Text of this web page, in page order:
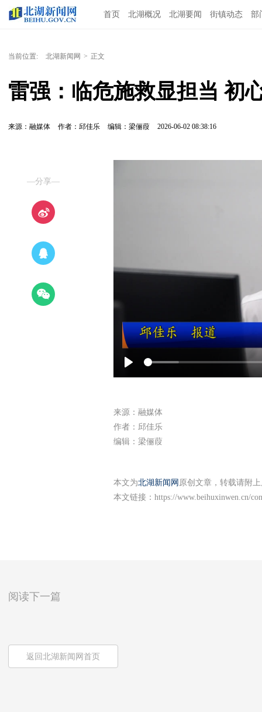
首页 北湖概况 北湖要闻 街镇动态 部
当前位置: 北湖新闻网 > 正文
雷强：临危施救显担当 初
来源：融媒体 作者：邱佳乐 编辑：梁俪葭 2026-06-02 08:38:16
—分享—
Play
来源：融媒体
作者：邱佳乐
编辑：梁俪葭
本文为北湖新闻网 原创文章，转载请附
本文链接： https://www.beihuxinwen.cn/
阅读下一篇
返回北湖新闻网首页